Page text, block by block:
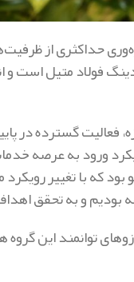
حداکثری از
فولاد متیل است و
فعالیت گسترده
ورود به عرصه خدمات
که با تغییر
و به تحقق
توانمند این